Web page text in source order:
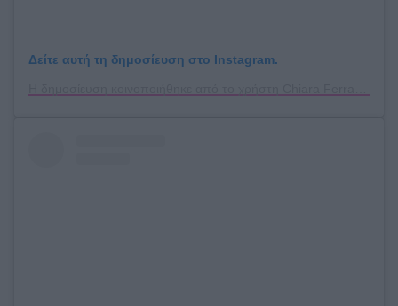
Δείτε αυτή τη δημοσίευση στο Instagram.